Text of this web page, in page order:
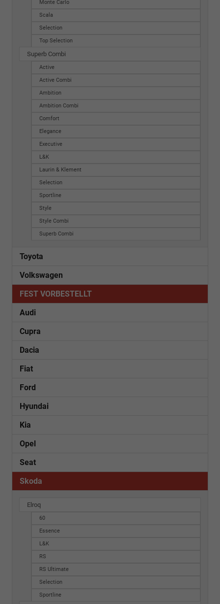
Monte Carlo
Scala
Selection
Top Selection
Superb Combi
Active
Active Combi
Ambition
Ambition Combi
Comfort
Elegance
Executive
L&K
Laurin & Klement
Selection
Sportline
Style
Style Combi
Superb Combi
Toyota
Volkswagen
FEST VORBESTELLT
Audi
Cupra
Dacia
Fiat
Ford
Hyundai
Kia
Opel
Seat
Skoda
Elroq
60
Essence
L&K
RS
RS Ultimate
Selection
Sportline